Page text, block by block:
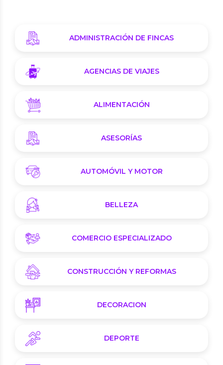
ADMINISTRACIÓN DE FINCAS
AGENCIAS DE VIAJES
ALIMENTACIÓN
ASESORÍAS
AUTOMÓVIL Y MOTOR
BELLEZA
COMERCIO ESPECIALIZADO
CONSTRUCCIÓN Y REFORMAS
DECORACION
DEPORTE